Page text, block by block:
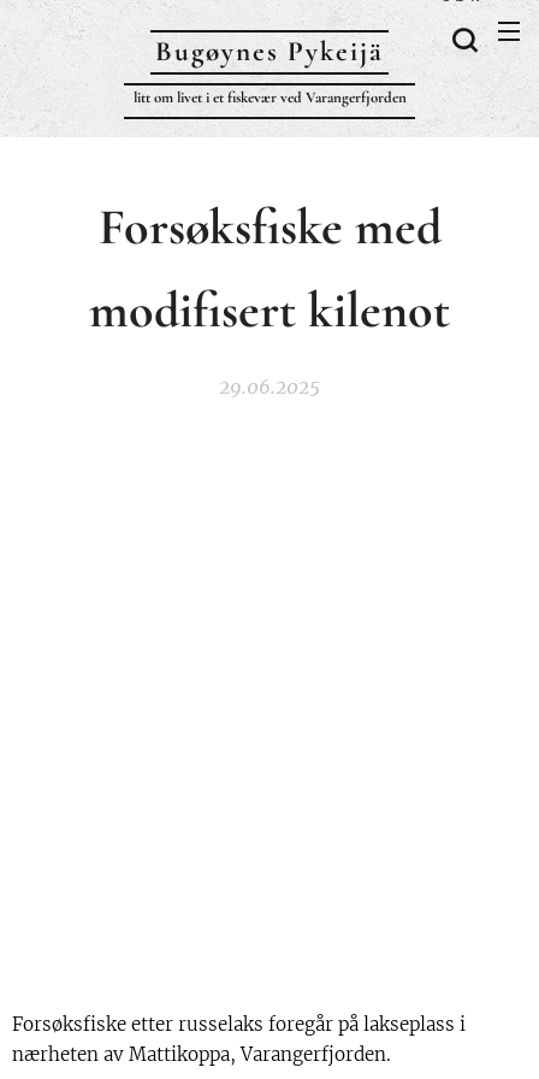
Bugøynes Pykeijä
litt om livet i et fiskevær ved Varangerfjorden
Forsøksfiske med
modifisert kilenot
29.06.2025
Forsøksfiske etter russelaks foregår på lakseplass i
nærheten av Mattikoppa, Varangerfjorden.